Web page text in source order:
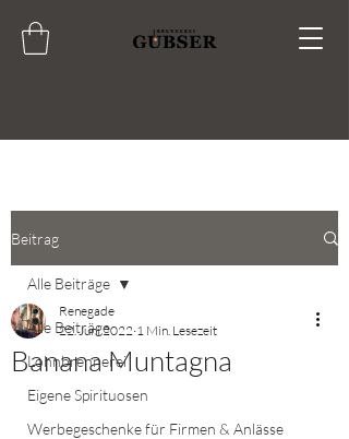
Beitrag
Alle Beiträge
Lohnbrennerei
Eigene Spirituosen
Werbegeschenke für Firmen & Anlässe
Alle Beiträge
Banana Muntagna
Renegade
22. Juni 2022 1 Min. Lesezeit